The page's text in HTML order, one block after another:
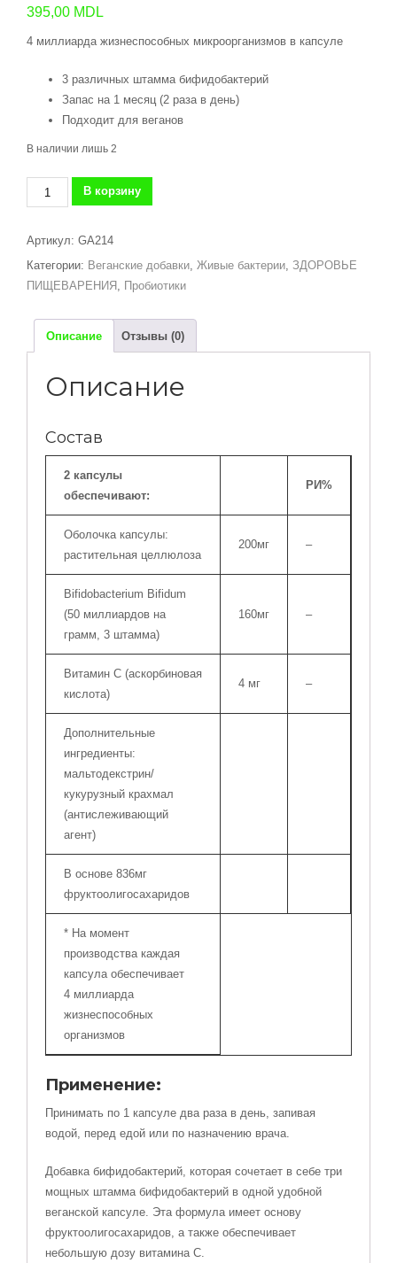
395,00 MDL
4 миллиарда жизнеспособных микроорганизмов в капсуле
3 различных штамма бифидобактерий
Запас на 1 месяц (2 раза в день)
Подходит для веганов
В наличии лишь 2
Количество
товара
8
миллиардов
-
веганских
капсул
В корзину
Артикул: GA214
Категории: Веганские добавки, Живые бактерии, ЗДОРОВЬЕ
ПИЩЕВАРЕНИЯ , Пробиотики
Описание Отзывы (0)
Описание
Состав
2 капсулы
обеспечивают:
РИ%
Оболочка капсулы:
растительная целлюлоза
200мг –
Bifidobacterium Bifidum
(50 миллиардов на
грамм, 3 штамма)
160мг –
Витамин С (аскорбиновая
кислота)
4 мг –
Дополнительные
ингредиенты:
мальтодекстрин/
кукурузный крахмал
(антислеживающий
агент)
В основе 836мг
фруктоолигосахаридов
* На момент
производства каждая
капсула обеспечивает
4 миллиарда
жизнеспособных
организмов
Применение:
Принимать по 1 капсуле два раза в день, запивая
водой, перед едой или по назначению врача.
Добавка бифидобактерий, которая сочетает в себе три
мощных штамма бифидобактерий в одной удобной
веганской капсуле. Эта формула имеет основу
фруктоолигосахаридов, а также обеспечивает
небольшую дозу витамина С.